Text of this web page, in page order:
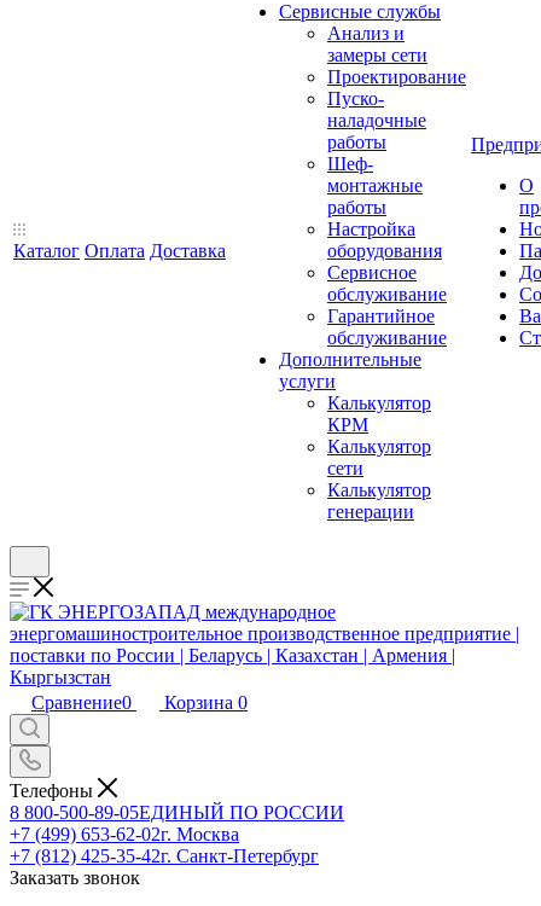
Каталог Оплата Доставка
Сервисные службы
Анализ и
замеры сети
Проектирование
Пуско-
наладочные
работы
Шеф-
монтажные
работы
Настройка
оборудования
Сервисное
обслуживание
Гарантийное
обслуживание
Дополнительные
услуги
Калькулятор
КРМ
Калькулятор
сети
Калькулятор
генерации
О
Сравнение0 Корзина 0
Телефоны
8 800-500-89-05ЕДИНЫЙ ПО РОССИИ
+7 (499) 653-62-02г. Москва
+7 (812) 425-35-42г. Санкт-Петербург
Заказать звонок